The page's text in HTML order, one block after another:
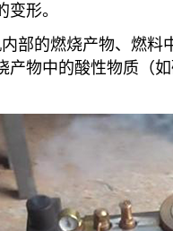
形。
部的燃烧产物、燃料
产物中的酸性物质（